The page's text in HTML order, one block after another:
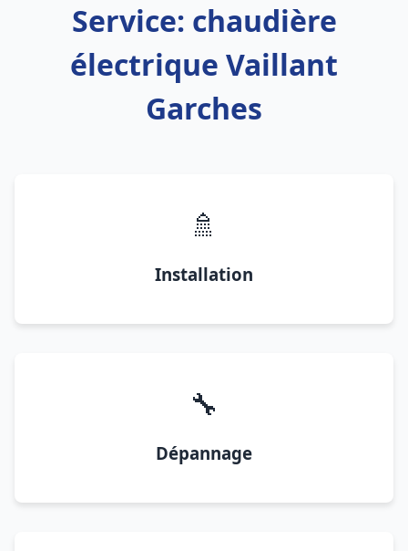
Service: chaudière
électrique Vaillant
Garches
🚿
Installation
🔧
Dépannage